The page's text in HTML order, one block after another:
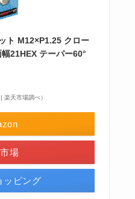
ト M12×P1.25 クロー
21HEX テーパー60°
天市場調べ）
場
ッピング